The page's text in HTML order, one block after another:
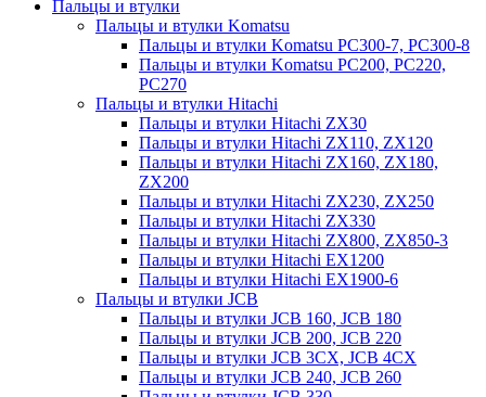
Пальцы и втулки
Пальцы и втулки Komatsu
Пальцы и втулки Komatsu PC300-7, PC300-8
Пальцы и втулки Komatsu PC200, PC220,
PC270
Пальцы и втулки Hitachi
Пальцы и втулки Hitachi ZX30
Пальцы и втулки Hitachi ZX110, ZX120
Пальцы и втулки Hitachi ZX160, ZX180,
ZX200
Пальцы и втулки Hitachi ZX230, ZX250
Пальцы и втулки Hitachi ZX330
Пальцы и втулки Hitachi ZX800, ZX850-3
Пальцы и втулки Hitachi EX1200
Пальцы и втулки Hitachi EX1900-6
Пальцы и втулки JCB
Пальцы и втулки JCB 160, JCB 180
Пальцы и втулки JCB 200, JCB 220
Пальцы и втулки JCB 3CX, JCB 4CX
Пальцы и втулки JCB 240, JCB 260